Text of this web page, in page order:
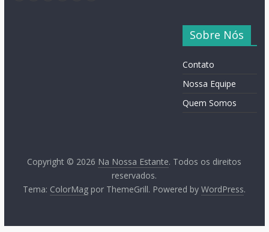
Sobre Nós
Contato
Nossa Equipe
Quem Somos
Copyright © 2026 Na Nossa Estante. Todos os direitos
reservados.
Tema: ColorMag por ThemeGrill. Powered byWordPress.